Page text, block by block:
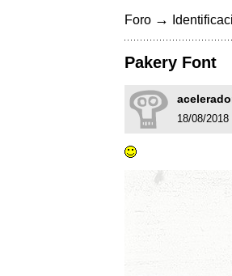
Foro →
Pakery Font
18/08/